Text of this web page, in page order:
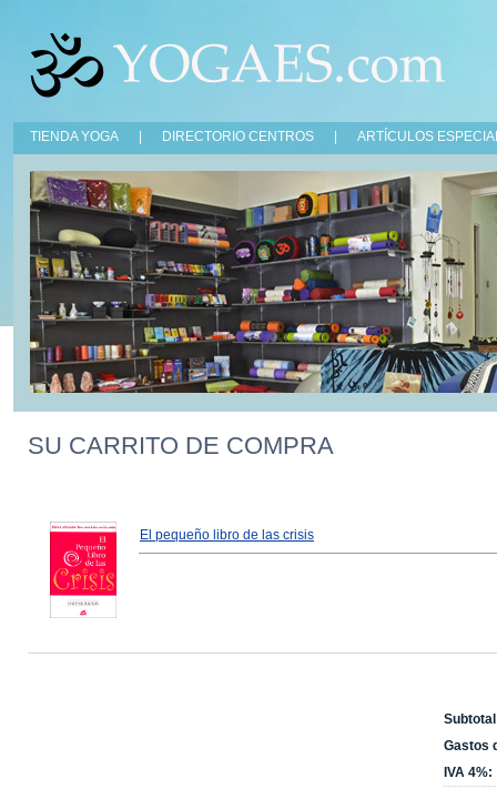
TIENDA YOGA DIRECTORIO CENTROS ARTÍCULOS
SU CARRITO DE COMPRA
El pequeño libro de las crisis
Gastos
IVA 4%: